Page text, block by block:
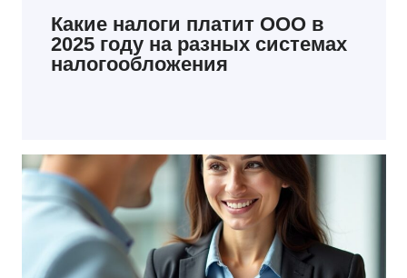
Какие налоги платит ООО в
2025 году на разных системах
налогообложения